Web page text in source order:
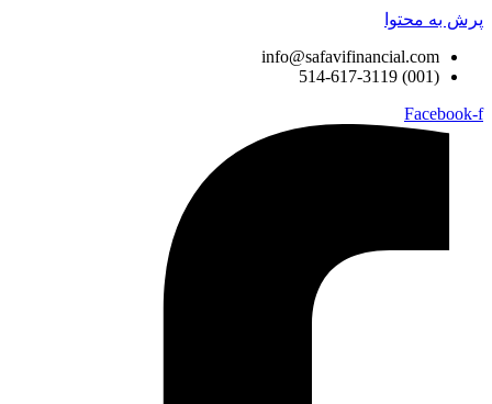
پرش به محتوا
info@safavifinancial.com
(001) 514-617-3119
Facebook-f